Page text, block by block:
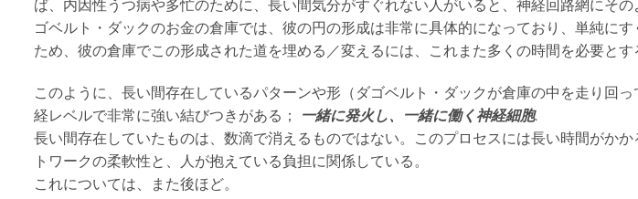
ば、内因性うつ病や多忙のために、長い間気分がすぐれない人がいると、神経回路網にそ
ゴベルト・ダックのお金の倉庫では、彼の円の形成は非常に具体的になっており、単純に
ため、彼の倉庫でこの形成された道を埋める／変えるには、これまた多くの時間を必要とす
このように、長い間存在しているパターンや形（ダゴベルト・ダックが倉庫の中を走り回
経レベルで非常に強い結びつきがある；
一緒に発火し、一緒に働く神経細胞.
長い間存在していたものは、数滴で消えるものではない。このプロセスには長い時間がか
トワークの柔軟性と、人が抱えている負担に関係している。
これについては、また後ほど。